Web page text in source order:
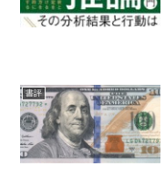
書評